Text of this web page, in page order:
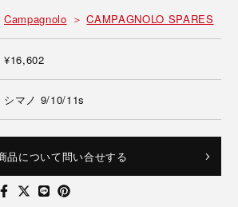
Campagnolo CAMPAGNOLO SPARES
¥16,602
シマノ 9/10/11s
品について問い合せする